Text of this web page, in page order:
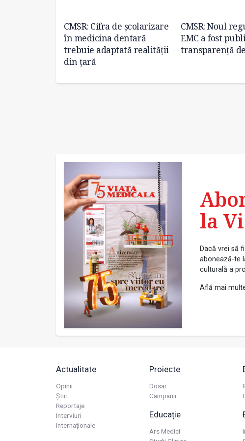
CMSR: Cifra de școlarizare
în medicina dentară
trebuie adaptată realității
din țară
CMSR: Noul
EMC a fost
transparență
la
Dacă vrei să
abonează-te
culturală a
Află mai
Actualitate
Opinii
Știri
Reportaje
Interviuri
Internaționale
Proiecte
Dosar
Campanii
Educație
Ars Medici